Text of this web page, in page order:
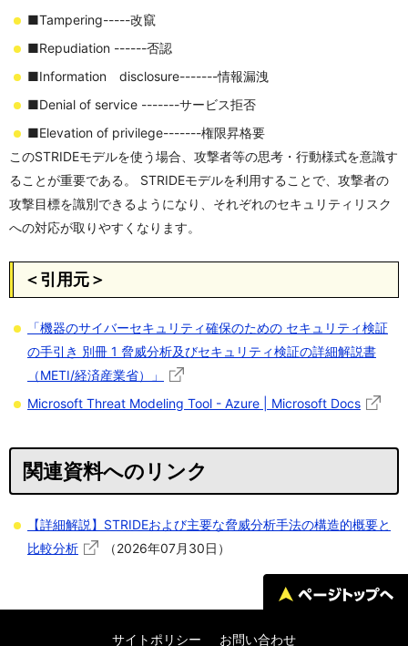
■Tampering-----改竄
■Repudiation ------否認
■Information disclosure-------情報漏洩
■Denial of service -------サービス拒否
■Elevation of privilege-------権限昇格要
このSTRIDEモデルを使う場合、攻撃者等の思考・行動様式を意識す
ることが重要である。 STRIDEモデルを利用することで、攻撃者の
攻撃目標を識別できるようになり、それぞれのセキュリティリスク
への対応が取りやすくなります。
＜引用元＞
「機器のサイバーセキュリティ確保のための セキュリティ検証
の手引き 別冊 1 脅威分析及びセキュリティ検証の詳細解説書
（METI/経済産業省）」
Microsoft Threat Modeling Tool - Azure | Microsoft Docs
関連資料へのリンク
【詳細解説】STRIDEおよび主要な脅威分析手法の構造的概要と
比較分析
（2026年07月30日）
サイトポリシー お問い合わせ